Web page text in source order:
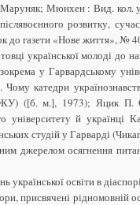
Мюнхен : Вид. кол.
розвитку,
до газети «Нове життя», №
української молоді до
у Гарвардському
Чому катедри
([б. м.], 1973); Яцик П.
університету й
студій у Гарварді
джерелом осягнення
української освіти в
присвячені рідномовній